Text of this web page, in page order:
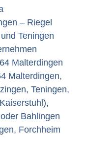
– Riegel
Teningen
Malterdingen
Malterdingen,
Teningen,
Bahlingen
Forchheim